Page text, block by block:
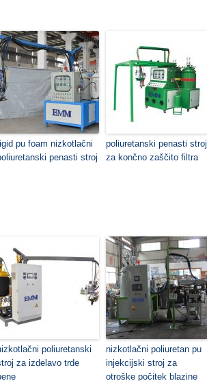
pu foam nizkotlačni
penasti stroj
poliuretanski penasti stroj
za končno zaščito filtra
poliuretanski
za izdelavo trde
nizkotlačni poliuretan pu
injekcijski stroj za
otroške počitek blazine